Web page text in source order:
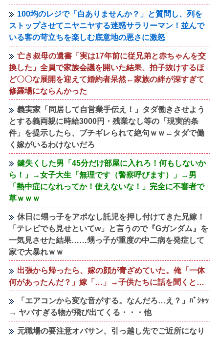
100均のレジで「白ありませんか？」と質問し、列を
ストップさせてニヤニヤする迷惑サラリーマン！並んで
いる客の苛立ちを楽しむ底意地の悪さに激怒
亡き叔母の遺書「実は17年前に従兄弟と赤ちゃんを交
換した」全員で家族会議を開いた結果、拍子抜けするほ
ど〇〇な展開を迎えて婚約者呆然←家族の絆が深すぎて
修羅場にならんかった
義実家「同居して自営業手伝え！」タダ働きさせよう
とする義両親に時給3000円・残業なし等の「現実的条
件」を提示したら、ブチギレられて絶句ｗｗ←タダで働
く嫁がいるわけないだろ
鍵失くした男「45分だけ部屋に入れろ！何もしないか
ら！」→女子大生「無理です（警察呼びます）」→男
「熱中症になれってか！使えないな！」完全に不審者で
草ｗｗｗ
休日に甥っ子をアポなし託児を押し付けてきた兄嫁！
「テレビでも見せといてw」と言うので『Gガンダム』を
一気見させた結果……甥っ子が重度の中二病を発症して
家で大暴れｗｗ
出張から帰ったら、嫁の顔が青ざめていた。俺「一体
何があったんだ？」嫁「…」→子供たちに話を聞くと…
「エアコンから変な音がする。なんだろ…え？」ﾊﾟｼｬｯ
→ ヤバすぎる物が飛び出てくる・・・他
元職場の要注意オバサン、引っ越し先でご近所になり